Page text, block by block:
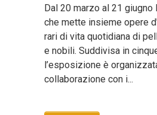
Dal 20 marzo al 21
che mette insieme opere
rari di vita quotidiana di
e nobili. Suddivisa in
l’esposizione è
collaborazione con i...